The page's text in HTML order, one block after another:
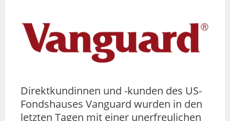
Direktkundinnen und -kunden des US-
Fondshauses Vanguard wurden in den
letzten Tagen mit einer unerfreulichen